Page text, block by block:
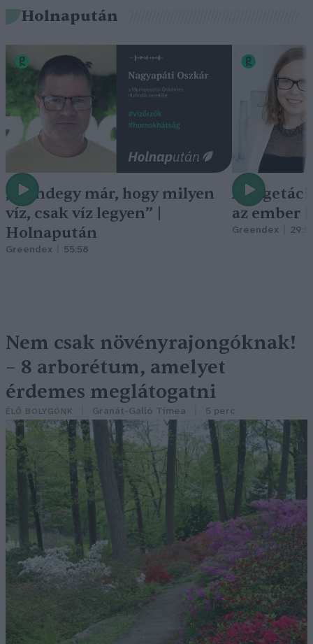
Holnapután
„Mindegy már, hogy milyen
víz, csak víz legyen” |
Holnapután
Greendex 55:58
A
az ember
Greendex
Nem csak növényrajongóknak!
– 8 arborétum, amelyet
érdemes meglátogatni
ÉLŐ BOLYGÓNK Granát-Galló Tímea 5 perc